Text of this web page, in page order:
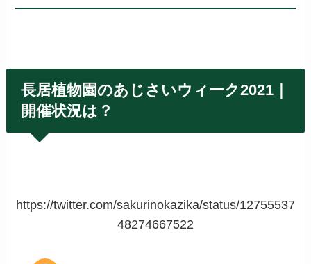
長居植物園のあじさいウィーク2021｜
開催状況は？
https://twitter.com/sakurinokazika/status/12755537
48274667522